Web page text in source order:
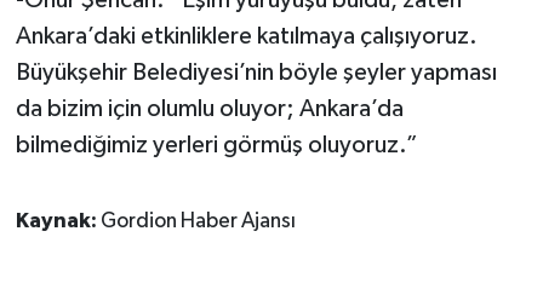
Ankara’daki etkinliklere katılmaya çalışıyoruz.
Büyükşehir Belediyesi’nin böyle şeyler yapması
da bizim için olumlu oluyor; Ankara’da
bilmediğimiz yerleri görmüş oluyoruz.”
Kaynak: Gordion Haber Ajansı